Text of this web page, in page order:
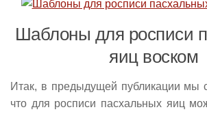
Шаблоны для росписи
яиц воском
Итак, в предыдущей публикации мы
что для росписи пасхальных яиц